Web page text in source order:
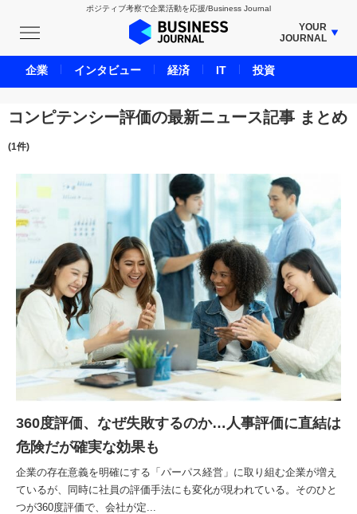
ポジティブ考察で企業活動を応援/Business Journal
YOUR
JOURNAL
BUSINESS JOURNAL
UNICORN JOURNAL
CARBON CREDITS JOURNAL
INBOUND JOURNAL
LIFE ENDING JOURNAL
AI JOURNAL
REAL ESTATE BROKERAGE JOURNAL
SMART MARKETING JOURNAL
BPaaS JOURNAL
ADOPTABLE DOG JOURNAL
コンピテンシー評価の最新ニュース記事 まとめ
(1件)
360度評価、なぜ失敗するのか…人事評価に直結は
危険だが確実な効果も
企業の存在意義を明確にする「パーパス経営」に取り組む企業が増え
ているが、同時に社員の評価手法にも変化が現われている。そのひと
つが360度評価で、会社が定...
企業 インタビュー 経済 IT 投資